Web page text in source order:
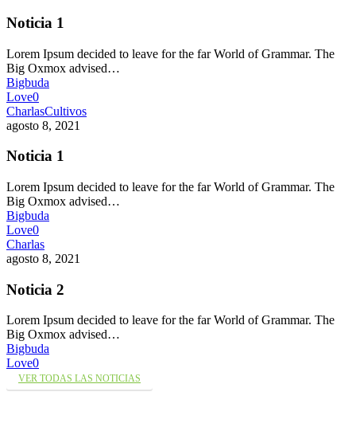
Noticia 1
Lorem Ipsum decided to leave for the far World of Grammar. The
Big Oxmox advised…
Bigbuda
Love0
CharlasCultivos
agosto 8, 2021
Noticia 1
Lorem Ipsum decided to leave for the far World of Grammar. The
Big Oxmox advised…
Bigbuda
Love0
Charlas
agosto 8, 2021
Noticia 2
Lorem Ipsum decided to leave for the far World of Grammar. The
Big Oxmox advised…
Bigbuda
Love0
VER TODAS LAS NOTICIAS